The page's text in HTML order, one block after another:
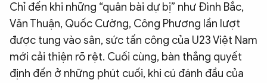
Chỉ đến khi những “quân bài dự bị” như Đình Bắc,
Văn Thuận, Quốc Cường, Công Phương lần lượt
được tung vào sân, sức tấn công của U23 Việt Nam
mới cải thiện rõ rệt. Cuối cùng, bàn thắng quyết
định đến ở những phút cuối, khi cú đánh đầu của